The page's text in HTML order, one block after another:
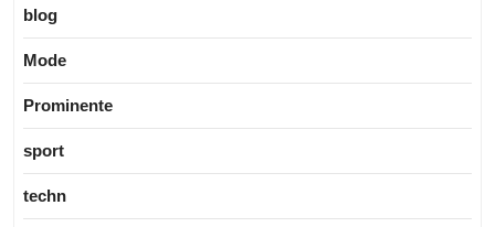
blog
Mode
Prominente
sport
techn